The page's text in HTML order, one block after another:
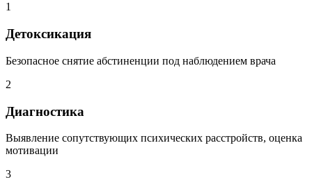
1
Детоксикация
Безопасное снятие абстиненции под наблюдением врача
2
Диагностика
Выявление сопутствующих психических расстройств, оценка
мотивации
3